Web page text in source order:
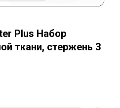
Plus Набор
ткани, стержень 3